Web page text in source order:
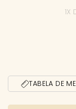
1X
TABELA DE